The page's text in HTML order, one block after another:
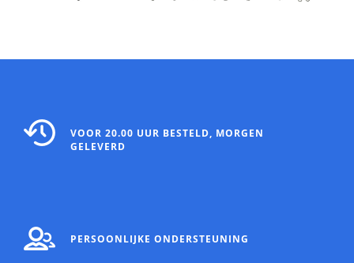
VOOR 20.00 UUR BESTELD, MORGEN
GELEVERD
PERSOONLIJKE ONDERSTEUNING